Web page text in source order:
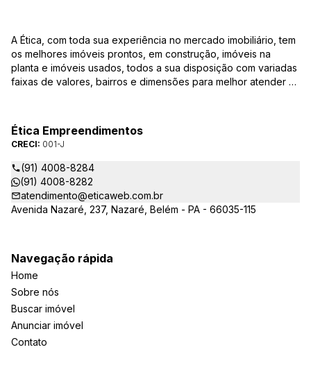
A Ética, com toda sua experiência no mercado imobiliário, tem
os melhores imóveis prontos, em construção, imóveis na
planta e imóveis usados, todos a sua disposição com variadas
faixas de valores, bairros e dimensões para melhor atender as
sempre prontos para responder-lhe todas as suas dúvidas
sobre casas, apartamentos, terrenos, salas comerciais e
outros produtos imobiliários.
Ética Empreendimentos
CRECI: 001-J
(91) 4008-8284
(91) 4008-8282
atendimento@eticaweb.com.br
Avenida Nazaré, 237, Nazaré, Belém - PA - 66035-115
Navegação rápida
Home
Sobre nós
Buscar imóvel
Anunciar imóvel
Contato